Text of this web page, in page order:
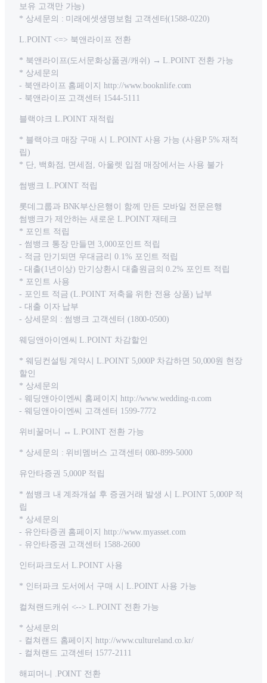
보유 고객만 가능)
* 상세문의 : 미래에셋생명보험 고객센터(1588-0220)
L.POINT <=> 북앤라이프 전환
* 북앤라이프(도서문화상품권/캐쉬) → L.POINT 전환 가능
* 상세문의
- 북앤라이프 홈페이지 http://www.booknlife.com
- 북앤라이프 고객센터 1544-5111
블랙야크 L.POINT 재적립
* 블랙야크 매장 구매 시 L.POINT 사용 가능 (사용P 5% 재적
립)
* 단, 백화점, 면세점, 아울렛 입점 매장에서는 사용 불가
썸뱅크 L.POINT 적립
롯데그룹과 BNK부산은행이 함께 만든 모바일 전문은행
썸뱅크가 제안하는 새로운 L.POINT 재테크
* 포인트 적립
- 썸뱅크 통장 만들면 3,000포인트 적립
- 적금 만기되면 우대금리 0.1% 포인트 적립
- 대출(1년이상) 만기상환시 대출원금의 0.2% 포인트 적립
* 포인트 사용
- 포인트 적금 (L.POINT 저축을 위한 전용 상품) 납부
- 대출 이자 납부
- 상세문의 : 썸뱅크 고객센터 (1800-0500)
웨딩앤아이엔씨 L.POINT 차감할인
* 웨딩컨설팅 계약시 L.POINT 5,000P 차감하면 50,000원 현장
할인
* 상세문의
- 웨딩앤아이엔씨 홈페이지 http://www.wedding-n.com
- 웨딩앤아이엔씨 고객센터 1599-7772
위비꿀머니 ↔ L.POINT 전환 가능
* 상세문의 : 위비멤버스 고객센터 080-899-5000
유안타증권 5,000P 적립
* 썸뱅크 내 계좌개설 후 증권거래 발생 시 L.POINT 5,000P 적
립
* 상세문의
- 유안타증권 홈페이지 http://www.myasset.com
- 유안타증권 고객센터 1588-2600
인터파크도서 L.POINT 사용
* 인터파크 도서에서 구매 시 L.POINT 사용 가능
컬쳐랜드캐쉬 <--> L.POINT 전환 가능
* 상세문의
- 컬쳐랜드 홈페이지 http://www.cultureland.co.kr/
- 컬쳐랜드 고객센터 1577-2111
해피머니 .POINT 전환